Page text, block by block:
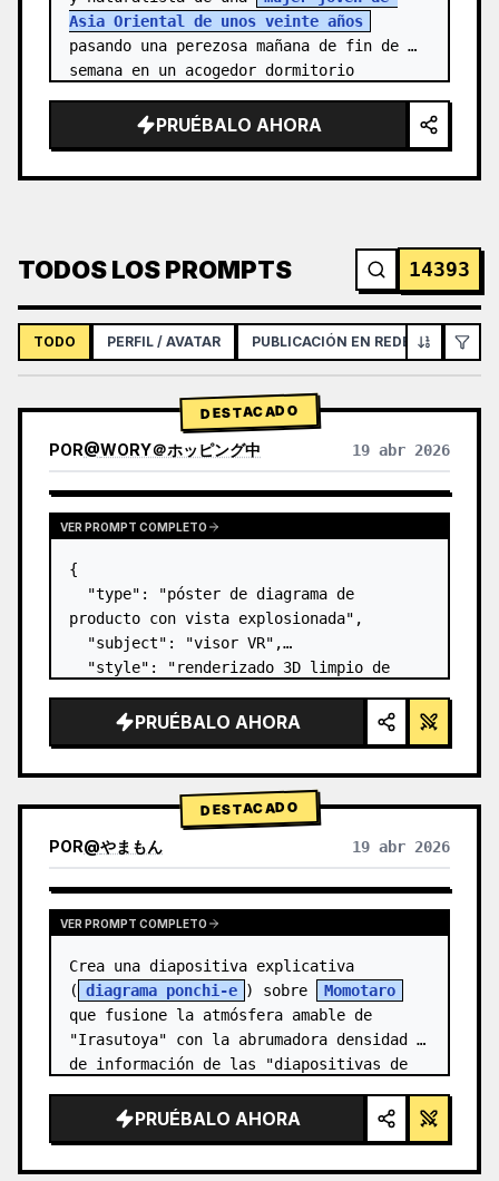
Asia Oriental de unos veinte años
pasando una perezosa mañana de fin de
semana en un acogedor dormitorio
PRUÉBALO AHORA
TODOS LOS PROMPTS 14393
TODO PERFIL / AVATAR PUBLICACIÓN EN REDES SOCIALES
DESTACADO
POR@WORY＠ホッピング中 19 abr 2026
VER PROMPT COMPLETO
{
  "type": "póster de diagrama de
producto con vista explosionada",
  "subject": "visor VR",
  "style": "renderizado 3D limpio de
detalles brillantes",
  "background": "{argument
PRUÉBALO AHORA
DESTACADO
POR@やまもん 19 abr 2026
VER RESULTADOS DE OTROS MODELOS
VER PROMPT COMPLETO
Crea una diapositiva explicativa
( diagrama ponchi-e ) sobre
Momotaro
que fusione la atmósfera amable de
"Irasutoya" con la abrumadora densidad
de información de las "diapositivas de
PRUÉBALO AHORA